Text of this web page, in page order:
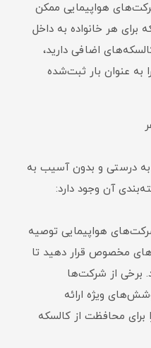
هواپیمایی ممکن
برای هر خانواده به داخل
اضافی دارید،
عنوان بار ثبت‌شده
به درستی و بدون آسیب به
آن وجود دارد:
هواپیمایی توصیه
مخصوص قرار دهید تا
برخی از شرکت‌ها
ویژه ارائه
محافظت از کالسکه